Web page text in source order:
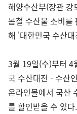
해양수산부(장관
봄철 수산물 소비를
해 '대한민국 수산
3월 19일(수)부터 4
국 수산대전 - 수산
온라인몰에서 국산
를 할인받을 수 있